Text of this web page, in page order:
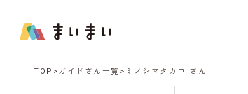
TOP ガイドさん一覧 ミノシマタカコ さん